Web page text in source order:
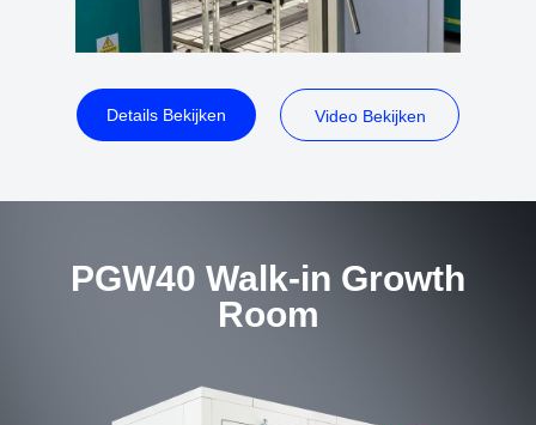
Details Bekijken Video Bekijken
PGW40 Walk-in Growth
Room